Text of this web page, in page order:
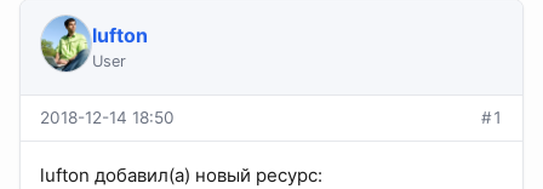
lufton
User
2018-12-14 18:50 #1
lufton добавил(а) новый ресурс: